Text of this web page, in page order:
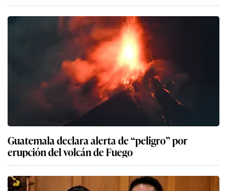
Guatemala declara alerta de “peligro” por
erupción del volcán de Fuego